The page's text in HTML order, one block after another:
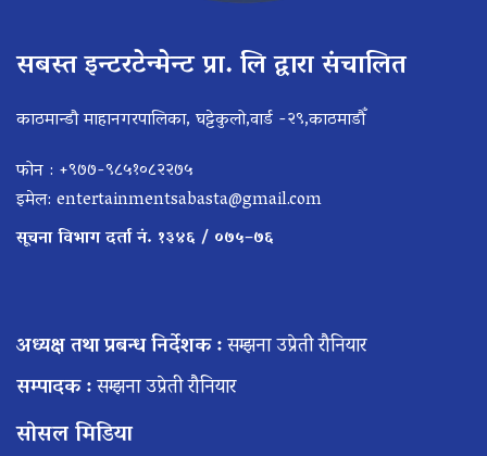
सबस्त इन्टरटेन्मेन्ट प्रा. लि द्वारा संचालित
काठमान्डौ माहानगरपालिका, घट्टेकुलो,वार्ड -२९,काठमाडौँ
फोन : +९७७-९८५१०८२२७५
इमेल: entertainmentsabasta@gmail.com
सूचना विभाग दर्ता नं. १३४६ / ०७५–७६
अध्यक्ष तथा प्रबन्ध निर्देशक :सम्झना उप्रेती रौनियार
सम्पादक :सम्झना उप्रेती रौनियार
सोसल मिडिया